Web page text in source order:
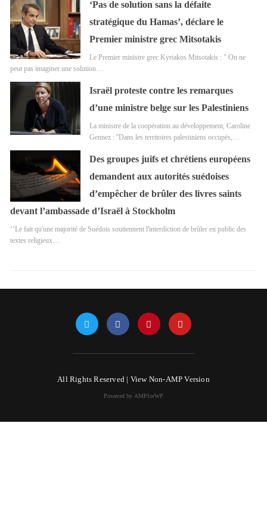
‘Pas de solution sans la défaite
stratégique du Hamas’, déclare le
Premier ministre grec Mitsotakis
Le Premier ministre grec Kyriakos Mitsotakis : " On ne
peut pas imaginer une solution…
Israël proteste contre les remarques
d’une ministre belge sur les Palestiniens
La ministre de la coopération au développement, Caroline
Gennez : ''Dans les territoires palestiniens occupés,…
Des groupes juifs et chrétiens européens
demandent aux autorités suédoises
d’empêcher de brûler des livres saints
devant l’ambassade d’Israël à Stockholm
‘’Le fait qu'une majorité de Suédois soutiennent l'interdiction de brûler en public des
textes religieux…
All Rights Reserved | View Non-AMP Version
Powered by AMPforWP